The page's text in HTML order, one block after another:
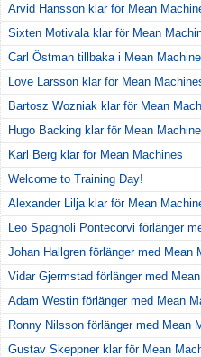
Arvid Hansson klar för Mean
Sixten Motivala klar för Mean
Carl Östman tillbaka i Mean
Love Larsson klar för Mean
Bartosz Wozniak klar för Mean
Hugo Backing klar för Mean
Karl Berg klar för Mean Machines
Welcome to Training Day!
Alexander Lilja klar för Mean
Leo Spagnoli Pontecorvi förlänger
Johan Hallgren förlänger med Mean
Vidar Gjermstad förlänger med
Adam Westin förlänger med Mean
Ronny Nilsson förlänger med Mean
Gustav Skeppner klar för Mean